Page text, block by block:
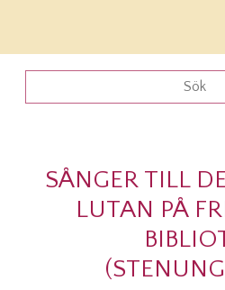
SÅNGER TILL
LUTAN PÅ